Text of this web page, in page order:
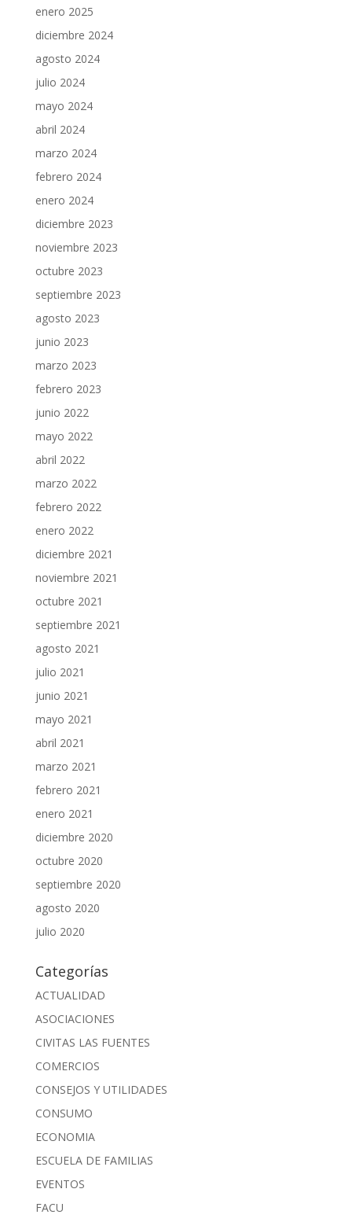
enero 2025
diciembre 2024
agosto 2024
julio 2024
mayo 2024
abril 2024
marzo 2024
febrero 2024
enero 2024
diciembre 2023
noviembre 2023
octubre 2023
septiembre 2023
agosto 2023
junio 2023
marzo 2023
febrero 2023
junio 2022
mayo 2022
abril 2022
marzo 2022
febrero 2022
enero 2022
diciembre 2021
noviembre 2021
octubre 2021
septiembre 2021
agosto 2021
julio 2021
junio 2021
mayo 2021
abril 2021
marzo 2021
febrero 2021
enero 2021
diciembre 2020
octubre 2020
septiembre 2020
agosto 2020
julio 2020
Categorías
ACTUALIDAD
ASOCIACIONES
CIVITAS LAS FUENTES
COMERCIOS
CONSEJOS Y UTILIDADES
CONSUMO
ECONOMIA
ESCUELA DE FAMILIAS
EVENTOS
FACU